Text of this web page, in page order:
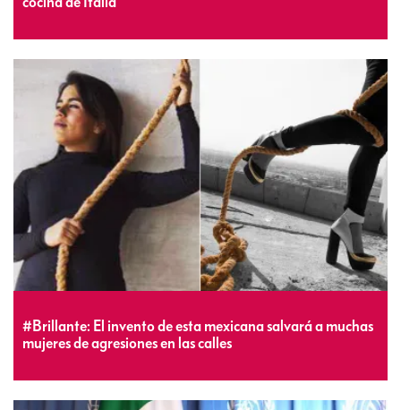
#Brillante: El invento de esta mexicana salvará a muchas
mujeres de agresiones en las calles